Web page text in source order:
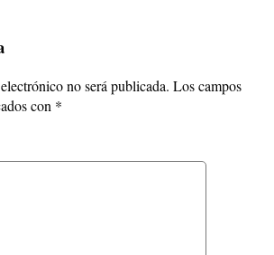
no será publicada. Los campos
con *